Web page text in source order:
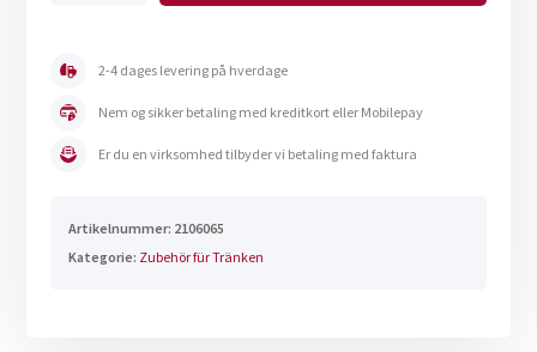
zum
Anschluss
Tränken
2-4 dages levering på hverdage
Nem og sikker betaling med kreditkort eller Mobilepay
Er du en virksomhed tilbyder vi betaling med faktura
Artikelnummer: 2106065
Kategorie: Zubehör für Tränken